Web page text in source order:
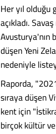
Her yıl olduğu
açıkladı.
Avusturya'nın
düşen Yeni
nedeniyle
Raporda,
sıraya düşen
kent için
birçok kültür